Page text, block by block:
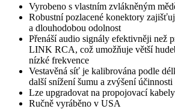
Vyrobeno s vlastním zvlákněným
Robustní pozlacené konektory
a dlouhodobou odolnost
Přenáší audio signály efektivněji než
LINK RCA, což umožňuje větší
nízké frekvence
Vestavěná síť je kalibrována podle
další snížení šumu a zvýšení účinnosti
Lze upgradovat na propojovací
Ručně vyráběno v USA